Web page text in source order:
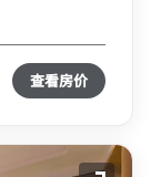
查看房价